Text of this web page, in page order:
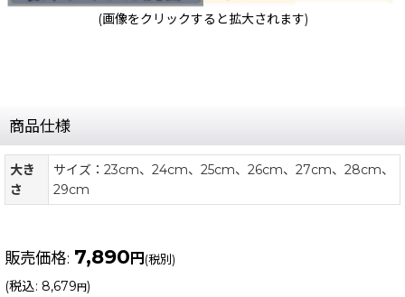
(画像をクリックすると拡大されます)
商品仕様
大き
さ
サイズ：23cm、24cm、25cm、26cm、27cm、28cm、
29cm
販売価格: 7,890円(税別)
(税込: 8,679円)